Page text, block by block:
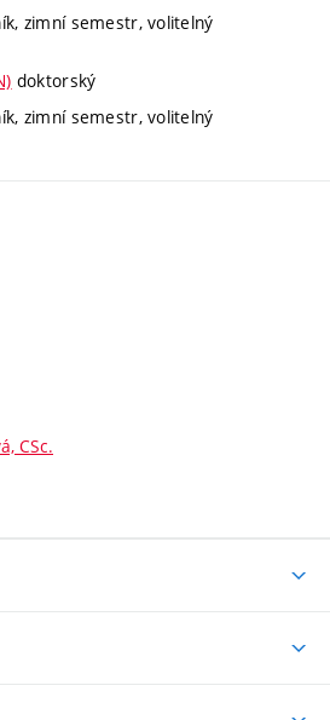
zimní semestr, volitelný
doktorský
zimní semestr, volitelný
CSc.